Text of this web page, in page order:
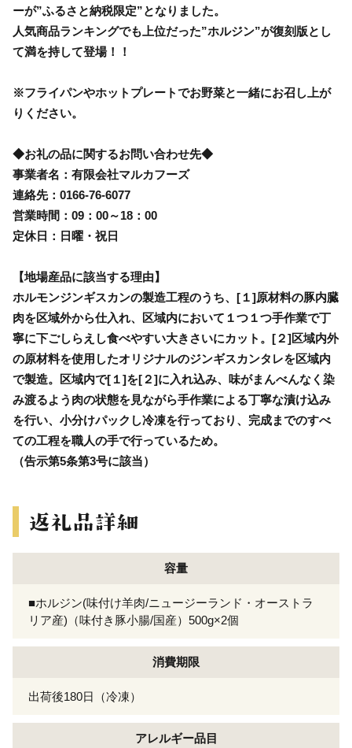
ーが”ふるさと納税限定”となりました。
人気商品ランキングでも上位だった”ホルジン”が復刻版とし
て満を持して登場！！
※フライパンやホットプレートでお野菜と一緒にお召し上が
りください。
◆お礼の品に関するお問い合わせ先◆
事業者名：有限会社マルカフーズ
連絡先：0166-76-6077
営業時間：09：00～18：00
定休日：日曜・祝日
【地場産品に該当する理由】
ホルモンジンギスカンの製造工程のうち、[１]原材料の豚内臓
肉を区域外から仕入れ、区域内において１つ１つ手作業で丁
寧に下ごしらえし食べやすい大きさいにカット。[２]区域内外
の原材料を使用したオリジナルのジンギスカンタレを区域内
で製造。区域内で[１]を[２]に入れ込み、味がまんべんなく染
み渡るよう肉の状態を見ながら手作業による丁寧な漬け込み
を行い、小分けパックし冷凍を行っており、完成までのすべ
ての工程を職人の手で行っているため。
（告示第5条第3号に該当）
容量
■ホルジン(味付け羊肉/ニュージーランド・オーストラ
リア産)（味付き豚小腸/国産）500g×2個
消費期限
出荷後180日（冷凍）
アレルギー品目